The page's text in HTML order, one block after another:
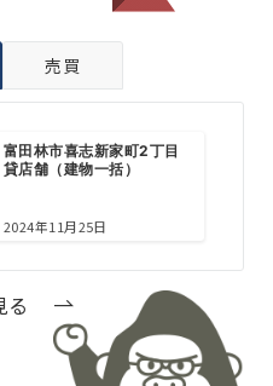
売買
富田林市喜志新家町2丁目
貸店舗（建物一括）
2024年11月25日
る